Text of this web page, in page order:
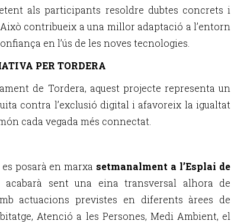
als participants resoldre dubtes concrets i
contribueix a una millor adaptació a l’entorn
en l’ús de les noves tecnologies.
PER TORDERA
de Tordera, aquest projecte representa un
contra l’exclusió digital i afavoreix la igualtat
cada vegada més connectat.
posarà en marxa setmanalment a l’Esplai de
acabarà sent una eina transversal alhora de
actuacions previstes en diferents àrees de
Atenció a les Persones, Medi Ambient, el